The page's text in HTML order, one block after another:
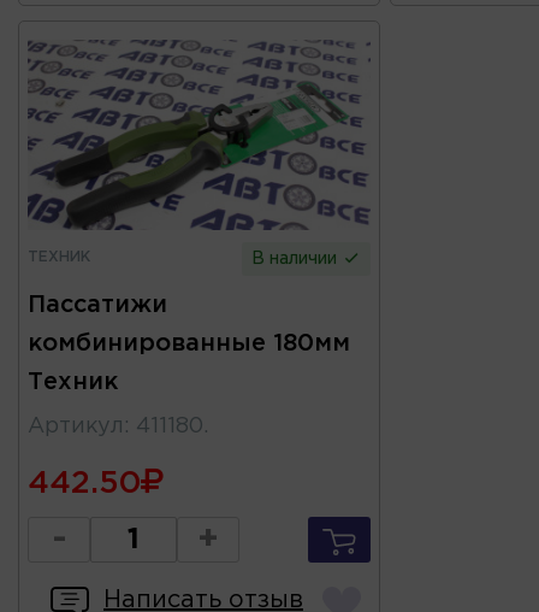
ТЕХНИК В наличии
Пассатижи
комбинированные 180мм
Техник
Артикул : 411180.
442.50
- +
Написать отзыв